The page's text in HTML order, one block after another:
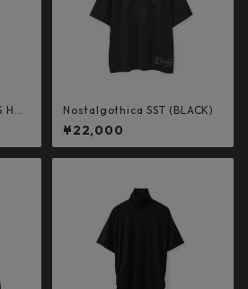
HO
Nostalgothica SST (BLACK)
¥22,000